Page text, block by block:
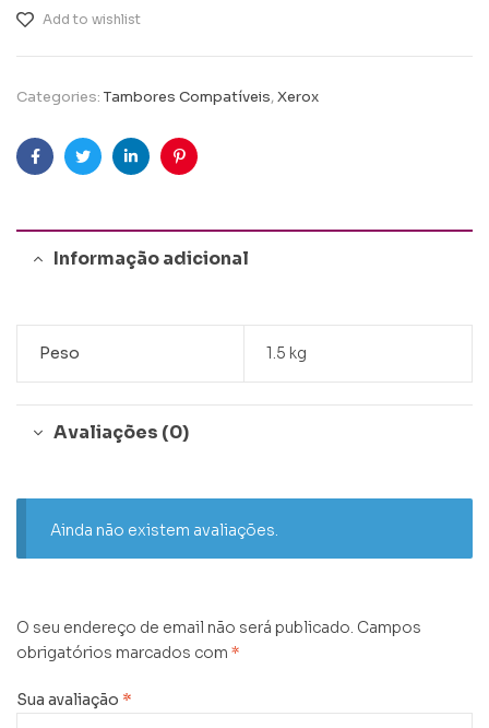
Add to wishlist
Categories: Tambores Compatíveis,Xerox
FacebookTwitterLinkedinPinterest
Informação adicional
Peso 1.5 kg
Avaliações (0)
Ainda não existem avaliações.
O seu endereço de email não será publicado. Campos
obrigatórios marcados com *
Sua avaliação *